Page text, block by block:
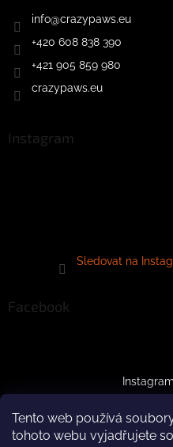
Tento web používá
tohoto webu vyjadřujete
info@crazypaws.eu
+420 608 838 390
+421 905 859 980
crazypaws.eu
Instagram
Sledovat na
Facebook
Instagram